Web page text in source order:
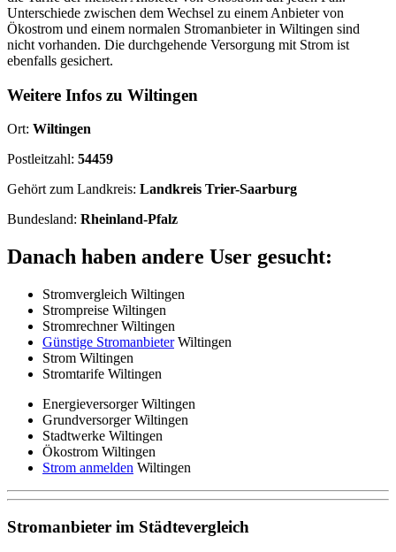
Unterschiede zwischen dem Wechsel zu einem Anbieter von
Ökostrom und einem normalen Stromanbieter in Wiltingen sind
nicht vorhanden. Die durchgehende Versorgung mit Strom ist
ebenfalls gesichert.
Weitere Infos zu Wiltingen
Ort: Wiltingen
Postleitzahl: 54459
Gehört zum Landkreis: Landkreis Trier-Saarburg
Bundesland: Rheinland-Pfalz
Danach haben andere User gesucht:
Stromvergleich Wiltingen
Strompreise Wiltingen
Stromrechner Wiltingen
Günstige StromanbieterWiltingen
Strom Wiltingen
Stromtarife Wiltingen
Energieversorger Wiltingen
Grundversorger Wiltingen
Stadtwerke Wiltingen
Ökostrom Wiltingen
Strom anmelden Wiltingen
Stromanbieter im Städtevergleich